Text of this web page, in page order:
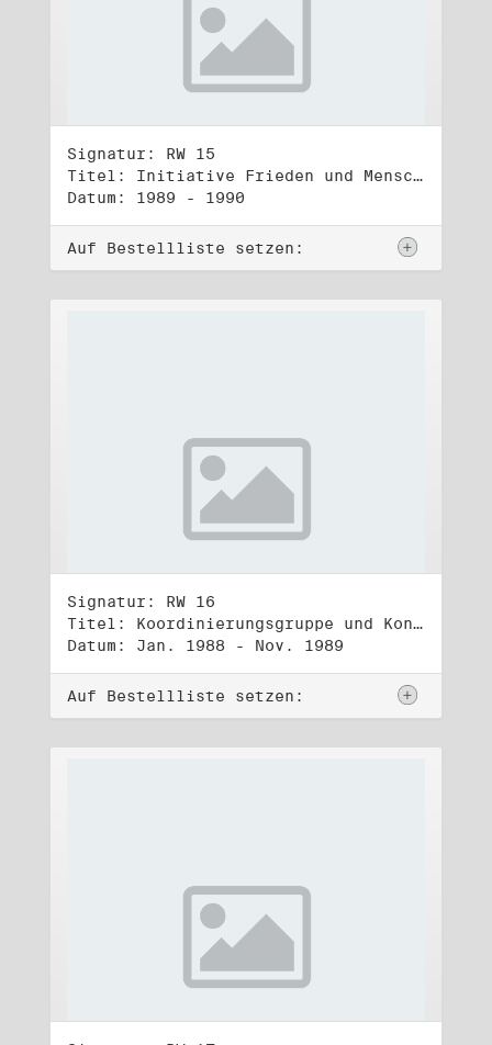
Signatur: RW 15
Titel: Initiative Frieden und Menschenrechte, Veröffentlichungen
Datum: 1989 - 1990
Auf Bestellliste setzen:
Signatur: RW 16
Titel: Koordinierungsgruppe und Kontakttelefongruppe
Datum: Jan. 1988 - Nov. 1989
Auf Bestellliste setzen: